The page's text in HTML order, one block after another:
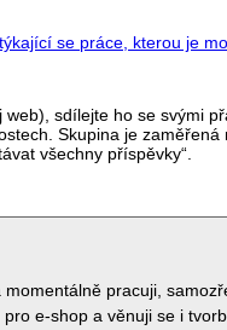
se práce, kterou je
sdílejte ho se svými
Skupina je
všechny příspěvky“.
pracuji,
e-shop a věnuji se i